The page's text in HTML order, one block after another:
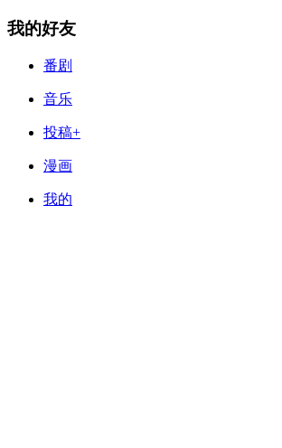
我的好友
番剧
音乐
投稿+
漫画
我的